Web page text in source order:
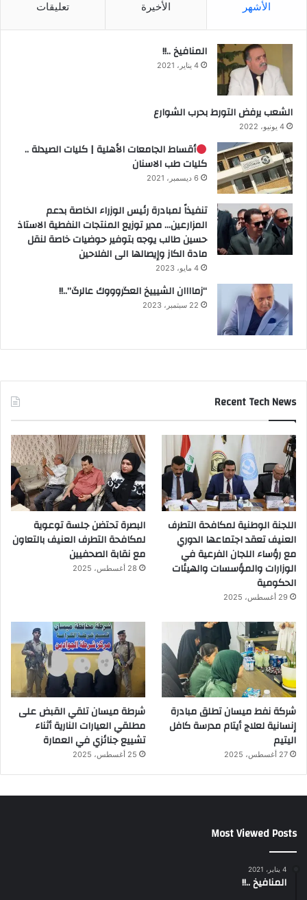
الأشهر الأخيرة تعليقات
المنافيخ ..!!
4 يناير، 2021
الشعب يرفض التورط بحرب الشوارع
4 يونيو، 2022
أقساط الجامعات الأهلية | كليات الصيدلة ..
كليات طب الاسنان
6 ديسمبر، 2021
تنفيذاً لمبادرة رئيس الوزراء الخاصة بدعم
المزارعين… مدير توزيع المنتجات النفطية الاستاذ
حسين طالب يوجه بتوفير حوضيات خاصة لنقل
مادة الكاز وإيصالها الى الفلاحين
4 مايو، 2023
“زماااان الشيييخ العگروووك عالرگ”..!!
22 سبتمبر، 2023
Recent Tech News
اللجنة الوطنية لمكافحة التطرف
العنيف تعقد اجتماعها الدوري
مع رؤساء اللجان الفرعية في
الوزارات والمؤسسات والهيئات
الحكومية
29 أغسطس، 2025
البصرة تحتضن جلسة توعوية
لمكافحة التطرف العنيف بالتعاون
مع نقابة الصحفيين
28 أغسطس، 2025
شركة نفط ميسان تطلق مبادرة
إنسانية لعلاج أيتام مدرسة كافل
اليتيم
27 أغسطس، 2025
شرطة ميسان تلقي القبض على
مطلقي العيارات النارية أثناء
تشييع جنائزي في العمارة
25 أغسطس، 2025
Most Viewed Posts
4 يناير، 2021
المنافيخ ..!!